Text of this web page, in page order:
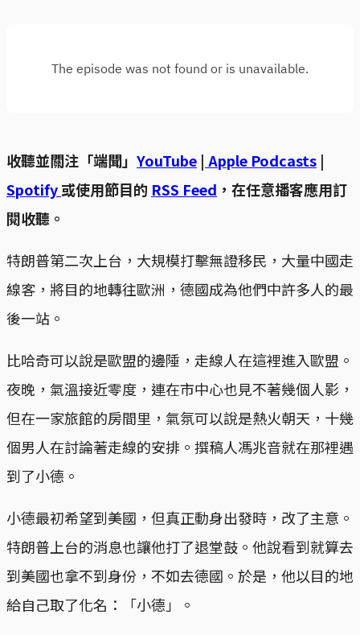
收聽並關注「端聞」 YouTube | Apple Podcasts |
Spotify或使用節目的 RSS Feed ，在任意播客應用訂
閱收聽。
特朗普第二次上台，大規模打擊無證移民，大量中國走
線客，將目的地轉往歐洲，德國成為他們中許多人的最
後一站。
比哈奇可以說是歐盟的邊陲，走線人在這裡進入歐盟。
夜晚，氣溫接近零度，連在市中心也見不著幾個人影，
但在一家旅館的房間里，氣氛可以說是熱火朝天，十幾
個男人在討論著走線的安排。撰稿人馮兆音就在那裡遇
到了小德。
小德最初希望到美國，但真正動身出發時，改了主意。
特朗普上台的消息也讓他打了退堂鼓。他說看到就算去
到美國也拿不到身份，不如去德國。於是，他以目的地
給自己取了化名：「小德」。